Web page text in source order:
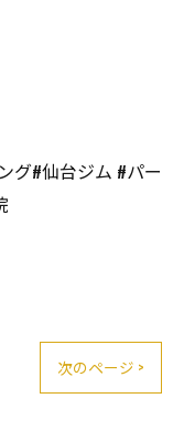
グ#仙台ジム #パー
次のページ >